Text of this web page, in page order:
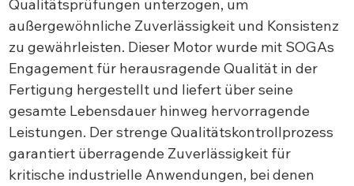
Qualitätsprüfungen unterzogen, um
außergewöhnliche Zuverlässigkeit und Konsistenz
zu gewährleisten. Dieser Motor wurde mit SOGAs
Engagement für herausragende Qualität in der
Fertigung hergestellt und liefert über seine
gesamte Lebensdauer hinweg hervorragende
Leistungen. Der strenge Qualitätskontrollprozess
garantiert überragende Zuverlässigkeit für
kritische industrielle Anwendungen, bei denen